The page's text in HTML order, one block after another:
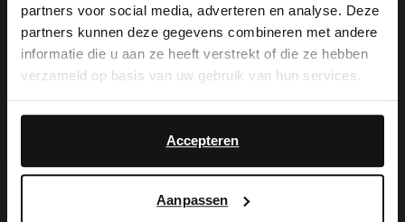
partners voor social media, adverteren en analyse. Deze
partners kunnen deze gegevens combineren met andere
informatie die u aan ze heeft verstrekt of die ze hebben
verzameld op basis van uw gebruik van hun services.
Accepteren
Aanpassen
149.99
It looks like your language isn't Dutch. Would
you like to switch to English?
English